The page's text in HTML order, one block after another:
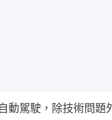
動駕駛，除技術問題